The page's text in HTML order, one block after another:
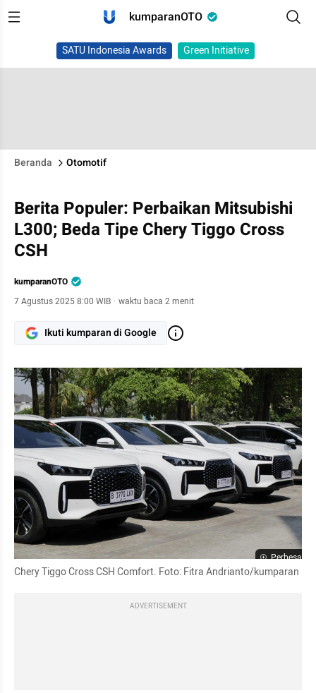
kumparanOTO
SATU Indonesia Awards Green Initiative
Beranda Otomotif
Berita Populer: Perbaikan Mitsubishi
L300; Beda Tipe Chery Tiggo Cross
CSH
kumparanOTO
7 Agustus 2025 8:00 WIB · waktu baca 2 menit
Ikuti kumparan di Google
Perbesar
Chery Tiggo Cross CSH Comfort. Foto: Fitra Andrianto/kumparan
ADVERTISEMENT